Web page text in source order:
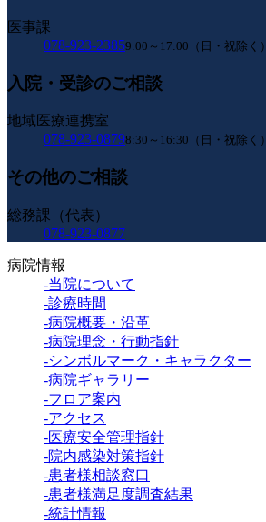
医事課
078-923-23859:00～17:00（日・祝除く）
入院・受診のご相談
地域医療連携室
078-923-08798:30～16:30（日・祝除く）
その他のご相談
総務課（代表）
078-923-0877
病院情報
-当院について
-診療時間
-病院概要・沿革
-病院理念・行動指針
-シンボルマーク・キャラクター
-病院ギャラリー
-フロア案内
-アクセス
-医療安全管理指針
-院内感染対策指針
-患者様相談窓口
-患者様満足度調査結果
-統計情報